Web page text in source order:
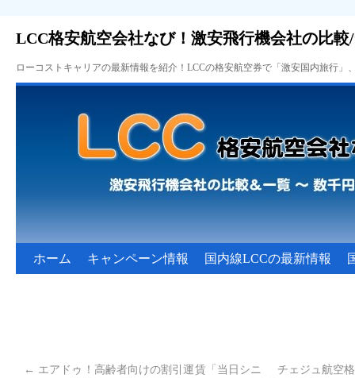
LCC格安航空会社なび！激安飛行機会社の比較
ローコストキャリアの最新情報を紹介！LCCの格安航空券で「激安国内旅行
ホーム キャンペーン情報 国内線LCCの最新情報
← エアドゥ！高齢者向けの割引運賃「当日シニ
チェジュ航空